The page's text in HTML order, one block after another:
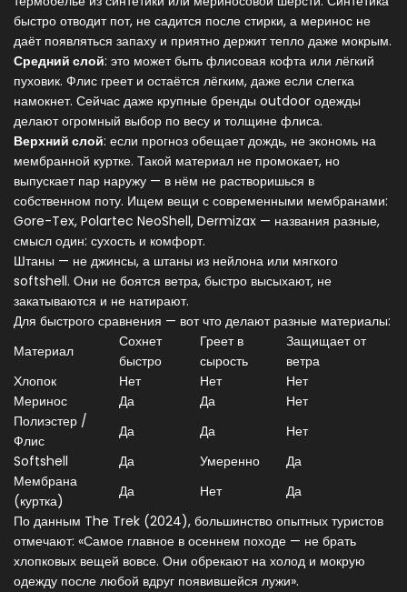
быстро отводит пот, не садится после стирки, а меринос не
даёт появляться запаху и приятно держит тепло даже мокрым.
Средний слой: это может быть флисовая кофта или лёгкий
пуховик. Флис греет и остаётся лёгким, даже если слегка
намокнет. Сейчас даже крупные бренды outdoor одежды
делают огромный выбор по весу и толщине флиса.
Верхний слой: если прогноз обещает дождь, не экономь на
мембранной куртке. Такой материал не промокает, но
выпускает пар наружу — в нём не растворишься в
собственном поту. Ищем вещи с современными мембранами:
Gore-Tex, Polartec NeoShell, Dermizax — названия разные,
смысл один: сухость и комфорт.
Штаны — не джинсы, а штаны из нейлона или мягкого
softshell. Они не боятся ветра, быстро высыхают, не
закатываются и не натирают.
Для быстрого сравнения — вот что делают разные материалы:
Материал
Сохнет
быстро
Греет в
сырость
Защищает от
ветра
Хлопок
Нет Нет
Нет
Меринос
Да Да
Нет
Полиэстер /
Флис
Да Да
Нет
Softshell
Да Умеренно
Да
Мембрана
(куртка)
Да Нет
Да
По данным The Trek (2024), большинство опытных туристов
отмечают: «Самое главное в осеннем походе — не брать
хлопковых вещей вовсе. Они обрекают на холод и мокрую
одежду после любой вдруг появившейся лужи».